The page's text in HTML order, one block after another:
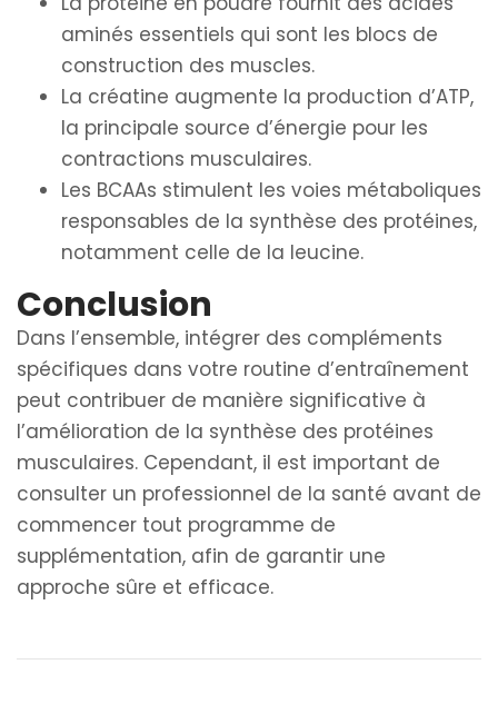
aminés essentiels qui sont les blocs de
construction des muscles.
La créatine augmente la production d’ATP,
la principale source d’énergie pour les
contractions musculaires.
Les BCAAs stimulent les voies métaboliques
responsables de la synthèse des protéines,
notamment celle de la leucine.
Conclusion
Dans l’ensemble, intégrer des compléments
spécifiques dans votre routine d’entraînement
peut contribuer de manière significative à
l’amélioration de la synthèse des protéines
musculaires. Cependant, il est important de
consulter un professionnel de la santé avant de
commencer tout programme de
supplémentation, afin de garantir une
approche sûre et efficace.